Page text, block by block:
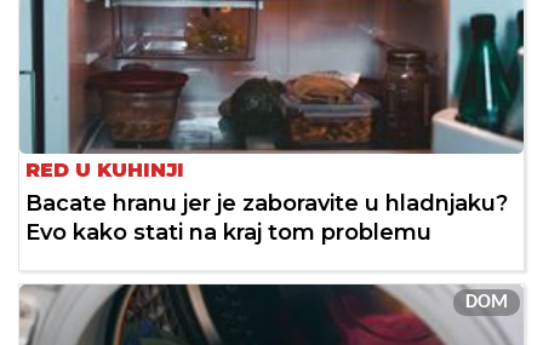
RED U KUHINJI
Bacate hranu jer je zaboravite u hladnjaku?
Evo kako stati na kraj tom problemu
DOM